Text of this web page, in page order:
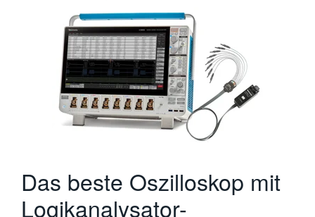
Das beste Oszilloskop mit
Logikanalysator-